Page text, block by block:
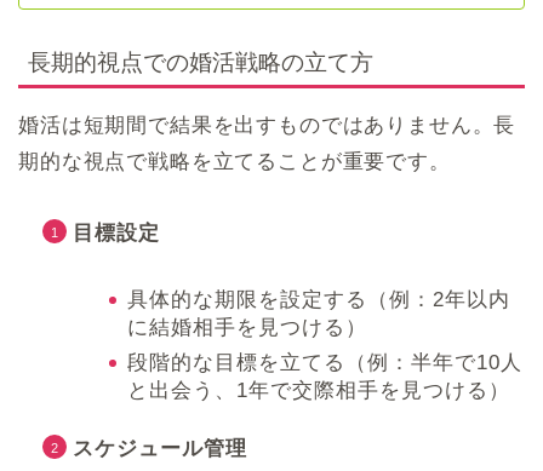
長期的視点での婚活戦略の立て方
婚活は短期間で結果を出すものではありません。長
期的な視点で戦略を立てることが重要です。
目標設定
具体的な期限を設定する（例：2年以内
に結婚相手を見つける）
段階的な目標を立てる（例：半年で10人
と出会う、1年で交際相手を見つける）
スケジュール管理